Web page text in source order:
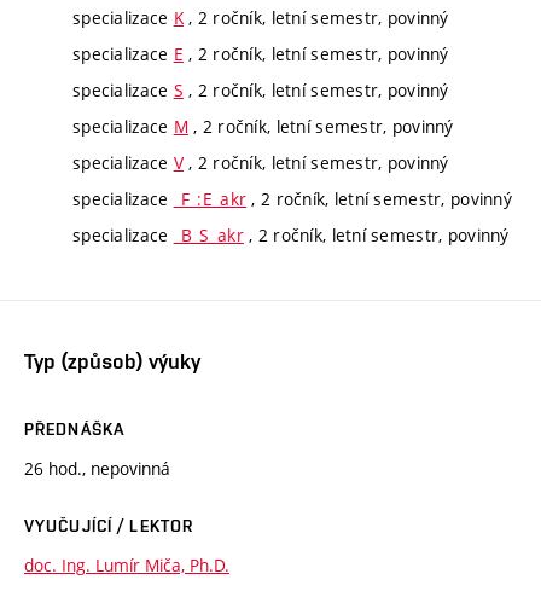
specializace K, 2 ročník, letní semestr, povinný
specializace E , 2 ročník, letní semestr, povinný
specializace S , 2 ročník, letní semestr, povinný
specializace M , 2 ročník, letní semestr, povinný
specializace V, 2 ročník, letní semestr, povinný
specializace
_F_:E_akr , 2 ročník, letní semestr, povinný
specializace
_B_S_akr, 2 ročník, letní semestr, povinný
Typ (způsob) výuky
PŘEDNÁŠKA
26 hod., nepovinná
VYUČUJÍCÍ / LEKTOR
doc. Ing. Lumír Miča, Ph.D.